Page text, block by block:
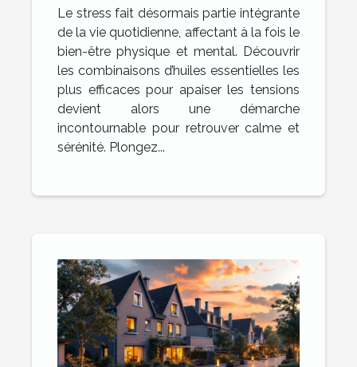
le stress
Le stress fait désormais partie intégrante
de la vie quotidienne, affectant à la fois le
bien-être physique et mental. Découvrir
les combinaisons d’huiles essentielles les
plus efficaces pour apaiser les tensions
devient alors une démarche
incontournable pour retrouver calme et
sérénité. Plongez...